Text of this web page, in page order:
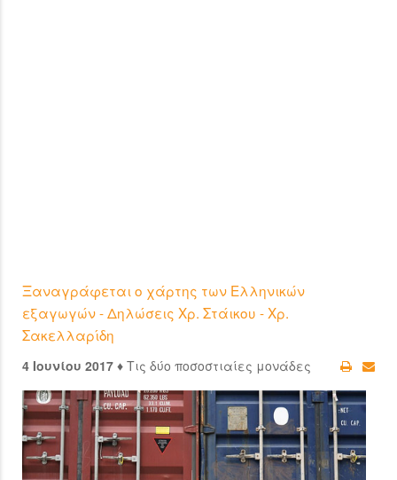
Ξαναγράφεται ο χάρτης των Ελληνικών
εξαγωγών - Δηλώσεις Χρ. Στάικου - Χρ.
Σακελλαρίδη
4 Ιουνίου 2017 ♦ Τις δύο ποσοστιαίες μονάδες